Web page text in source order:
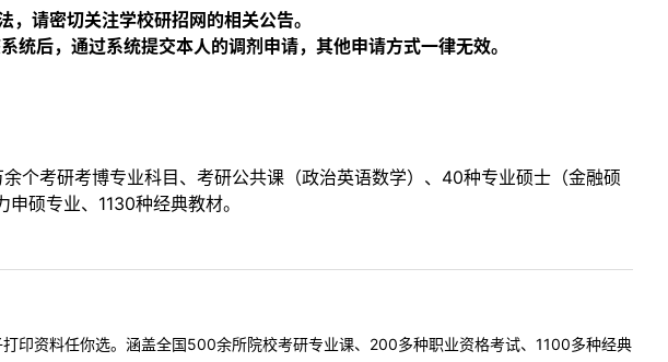
请密切关注学校研招网的相关公告。
后，通过系统提交本人的调剂申请，其他申请方式一律无效。
个考研考博专业科目、考研公共课（政治英语数学）、40种专业硕士（金融硕
硕专业、1130种经典教材。
印资料任你选。涵盖全国500余所院校考研专业课、200多种职业资格考试、1100多种经典